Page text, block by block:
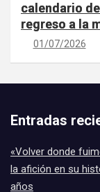
calendario
regreso a la
01/07/2026
Entradas
«Volver donde
la afición en su
años